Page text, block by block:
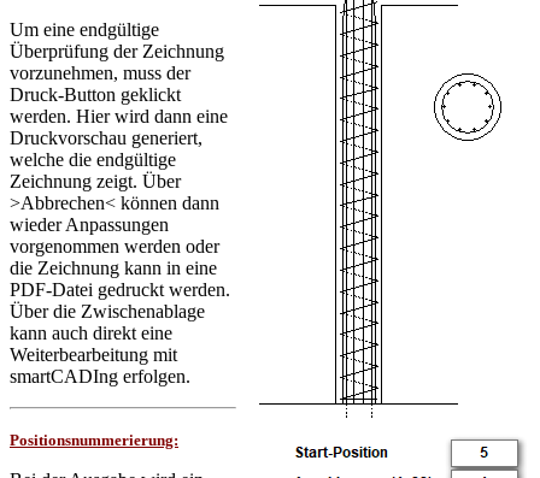
Um eine endgültige
Überprüfung der Zeichnung
vorzunehmen, muss der
Druck-Button geklickt
werden. Hier wird dann eine
Druckvorschau generiert,
welche die endgültige
Zeichnung zeigt. Über
>Abbrechen< können dann
wieder Anpassungen
vorgenommen werden oder
die Zeichnung kann in eine
PDF-Datei gedruckt werden.
Über die Zwischenablage
kann auch direkt eine
Weiterbearbeitung mit
smartCADIng erfolgen.
Positionsnummerierung: